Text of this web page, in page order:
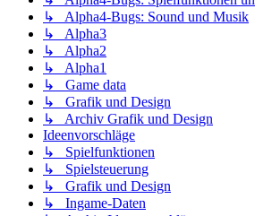
↳ Alpha4-Bugs: Sound und Musik
↳ Alpha3
↳ Alpha2
↳ Alpha1
↳ Game data
↳ Grafik und Design
↳ Archiv Grafik und Design
Ideenvorschläge
↳ Spielfunktionen
↳ Spielsteuerung
↳ Grafik und Design
↳ Ingame-Daten